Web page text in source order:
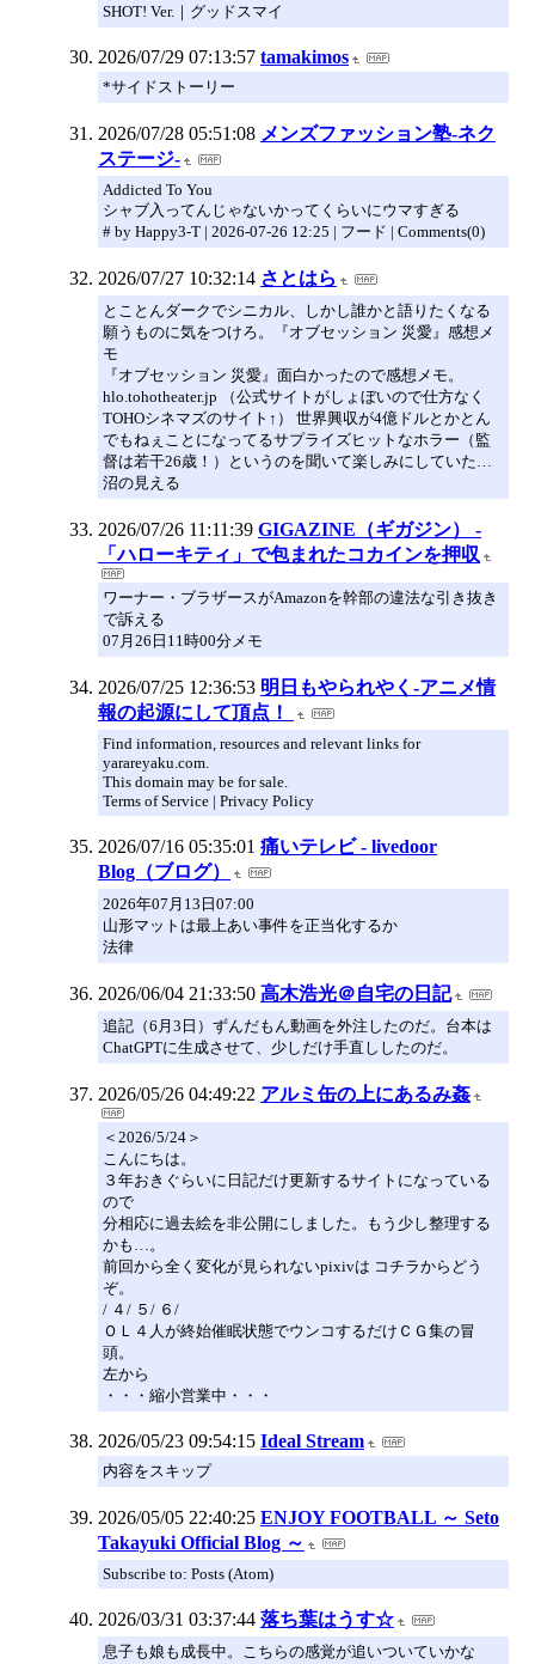
SHOT! Ver.｜グッドスマイ
2026/07/29 07:13:57 tamakimos
*サイドストーリー
2026/07/28 05:51:08 メンズファッション塾-ネク
ステージ-
Addicted To You
シャブ入ってんじゃないかってくらいにウマすぎる
# by Happy3-T | 2026-07-26 12:25 | フード | Comments(0)
2026/07/27 10:32:14 さとはら
とことんダークでシニカル、しかし誰かと語りたくなる
願うものに気をつけろ。『オブセッション 災愛』感想メ
モ
『オブセッション 災愛』面白かったので感想メモ。
hlo.tohotheater.jp （公式サイトがしょぼいので仕方なく
TOHOシネマズのサイト↑） 世界興収が4億ドルとかとん
でもねぇことになってるサプライズヒットなホラー（監
督は若干26歳！）というのを聞いて楽しみにしていた…
沼の見える
2026/07/26 11:11:39 GIGAZINE（ギガジン） -
「ハローキティ」で包まれたコカインを押収
ワーナー・ブラザースがAmazonを幹部の違法な引き抜き
で訴える
07月26日11時00分メモ
2026/07/25 12:36:53 明日もやられやく-アニメ情
報の起源にして頂点！
Find information, resources and relevant links for
yarareyaku.com.
This domain may be for sale.
Terms of Service | Privacy Policy
2026/07/16 05:35:01 痛いテレビ - livedoor
Blog（ブログ）
2026年07月13日07:00
山形マットは最上あい事件を正当化するか
法律
2026/06/04 21:33:50 高木浩光＠自宅の日記
追記（6月3日）ずんだもん動画を外注したのだ。台本は
ChatGPTに生成させて、少しだけ手直ししたのだ。
2026/05/26 04:49:22 アルミ缶の上にあるみ姦
＜2026/5/24＞
こんにちは。
３年おきぐらいに日記だけ更新するサイトになっている
ので
分相応に過去絵を非公開にしました。もう少し整理する
かも…。
前回から全く変化が見られないpixivは コチラからどう
ぞ。
/ ４/ ５/ ６/
ＯＬ４人が終始催眠状態でウンコするだけＣＧ集の冒
頭。
左から
・・・縮小営業中・・・
2026/05/23 09:54:15 Ideal Stream
内容をスキップ
2026/05/05 22:40:25 ENJOY FOOTBALL ～ Seto
Takayuki Official Blog ～
Subscribe to: Posts (Atom)
2026/03/31 03:37:44 落ち葉はうす☆
息子も娘も成長中。こちらの感覚が追いついていかな